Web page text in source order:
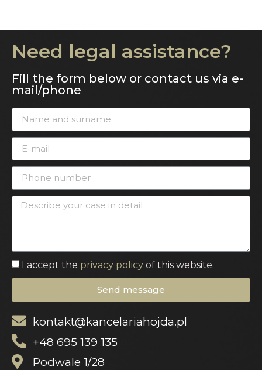
kontakt@kancelariahojda.pl
+48 695 139 135
Podwale 1/28
Need legal assistance?
Fill the form below or contact us via e-
mail/phone
I accept the privacy policy of this website.
Send message